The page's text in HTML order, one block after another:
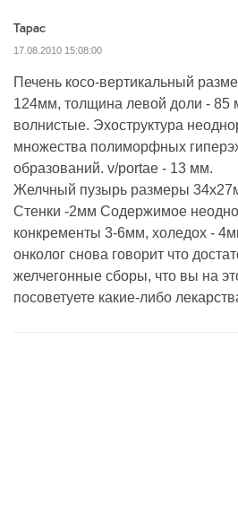
Тарас
17.08.2010 15:08:00
Печень косо-вертикальный
124мм, толщина левой доли - 85
волнистые. Эхоструктура
множества полиморфных
образований. v/portae - 13 мм.
Желчный пузырь размеры
Стенки -2мм Содержимое
конкременты 3-6мм, холедох -
онколог снова говорит что
желчегонные сборы, что вы на
посоветуете какие-либо